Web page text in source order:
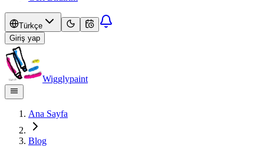
Türkçe
Giriş yap
Wigglypaint
Ana Sayfa
Blog